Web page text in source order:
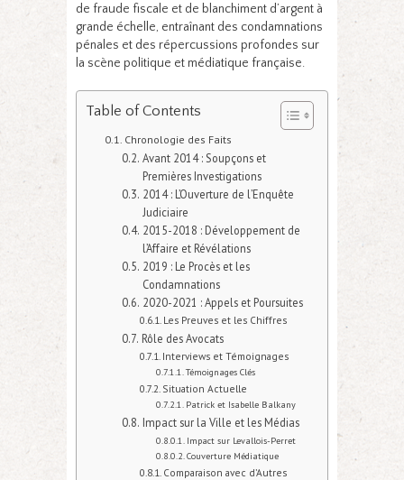
de fraude fiscale et de blanchiment d’argent à
grande échelle, entraînant des condamnations
pénales et des répercussions profondes sur
la scène politique et médiatique française.
Table of Contents
Chronologie des Faits
Avant 2014 : Soupçons et
Premières Investigations
2014 : L’Ouverture de l’Enquête
Judiciaire
2015-2018 : Développement de
l’Affaire et Révélations
2019 : Le Procès et les
Condamnations
2020-2021 : Appels et Poursuites
Les Preuves et les Chiffres
Rôle des Avocats
Interviews et Témoignages
Témoignages Clés
Situation Actuelle
Patrick et Isabelle Balkany
Impact sur la Ville et les Médias
Impact sur Levallois-Perret
Couverture Médiatique
Comparaison avec d’Autres